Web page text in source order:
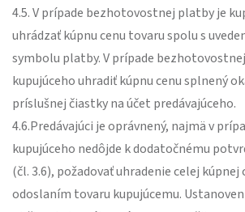
4.5. V prípade bezhotovostnej platby je
uhrádzať kúpnu cenu tovaru spolu s
symbolu platby. V prípade
kupujúceho uhradiť kúpnu cenu splnený
príslušnej čiastky na účet predávajúceho.
4.6.Predávajúci je oprávnený, najmä v
kupujúceho nedôjde k dodatočnému
(čl. 3.6), požadovať uhradenie celej kúpnej
odoslaním tovaru kupujúcemu.